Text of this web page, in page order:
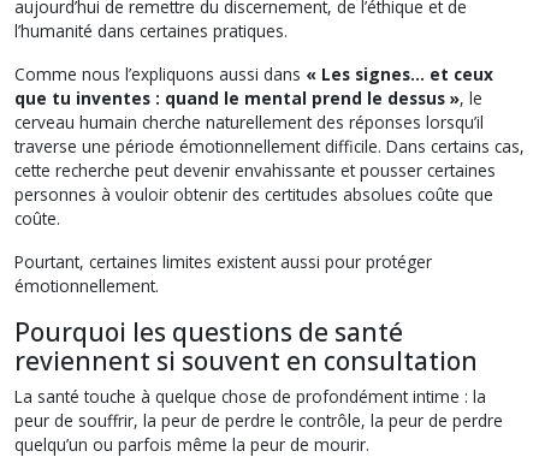
aujourd’hui de remettre du discernement, de l’éthique et de
l’humanité dans certaines pratiques.
Comme nous l’expliquons aussi dans « Les signes… et ceux
que tu inventes : quand le mental prend le dessus », le
cerveau humain cherche naturellement des réponses lorsqu’il
traverse une période émotionnellement difficile. Dans certains cas,
cette recherche peut devenir envahissante et pousser certaines
personnes à vouloir obtenir des certitudes absolues coûte que
coûte.
Pourtant, certaines limites existent aussi pour protéger
émotionnellement.
Pourquoi les questions de santé
reviennent si souvent en consultation
La santé touche à quelque chose de profondément intime : la
peur de souffrir, la peur de perdre le contrôle, la peur de perdre
quelqu’un ou parfois même la peur de mourir.